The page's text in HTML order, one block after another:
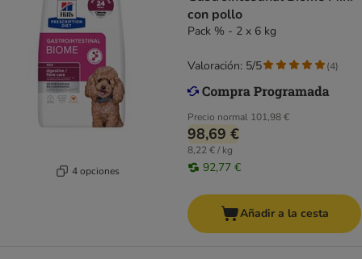
4 opciones
con pollo
Pack % - 2 x 6 kg
Precio normal 101,98 €
98,69 €
8,22 € / kg
92,77 €
Valoración: 5/5 (4)
Añadir a la cesta